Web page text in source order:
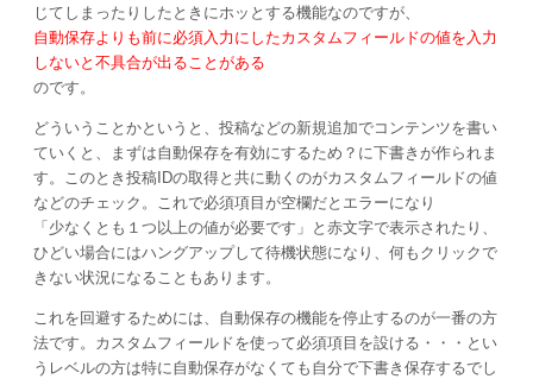
じてしまったりしたときにホッとする機能なのですが、
自動保存よりも前に必須入力にしたカスタムフィールドの値を入力
しないと不具合が出ることがある
のです。
どういうことかというと、投稿などの新規追加でコンテンツを書い
ていくと、まずは自動保存を有効にするため？に下書きが作られま
す。このとき投稿IDの取得と共に動くのがカスタムフィールドの値
などのチェック。これで必須項目が空欄だとエラーになり
「少なくとも１つ以上の値が必要です」と赤文字で表示されたり、
ひどい場合にはハングアップして待機状態になり、何もクリックで
きない状況になることもあります。
これを回避するためには、自動保存の機能を停止するのが一番の方
法です。カスタムフィールドを使って必須項目を設ける・・・とい
うレベルの方は特に自動保存がなくても自分で下書き保存するでし